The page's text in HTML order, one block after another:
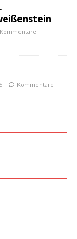
Kommentare
Kommentare